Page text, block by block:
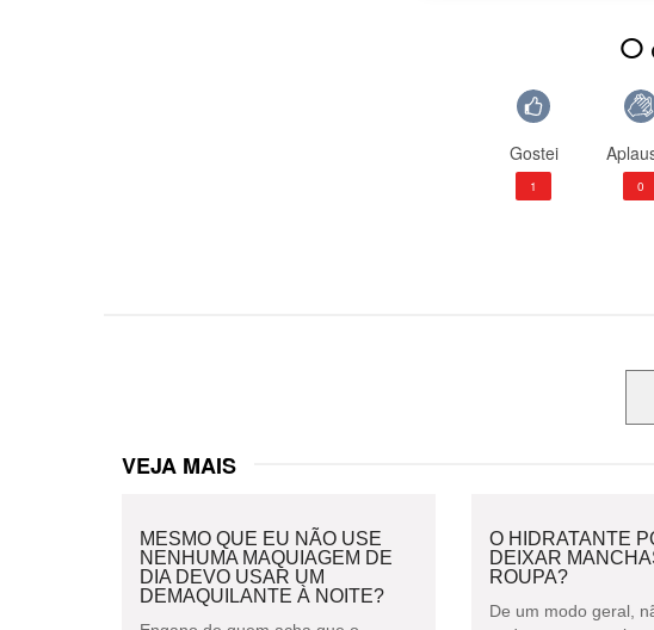
O
Gostei
1 0
VEJA MAIS
MESMO QUE EU NÃO USE
NENHUMA MAQUIAGEM DE
DIA DEVO USAR UM
DEMAQUILANTE À NOITE?
O HIDRATANTE
DEIXAR
ROUPA?
De um modo geral,